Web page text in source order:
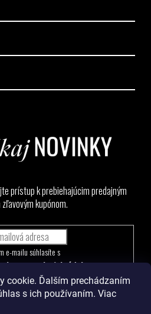
cookie. Ďalším prechádzaním
s ich používaním. Viac
prístup k prebiehajúcim predajným
kupónom.
osobných údajov
PRIHLÁSIŤ